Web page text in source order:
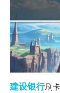
建设银行刷